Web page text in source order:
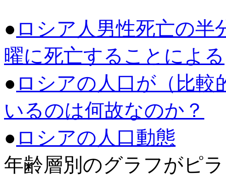
● ロシア人男性死亡の半
曜に死亡することによる
● ロシアの人口が（比
いるのは何故なのか？
● ロシアの人口動態
年齢層別のグラフがピ